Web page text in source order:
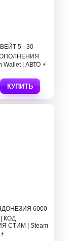
5 - 30
| АВТО ⚡
КУПИТЬ
6000
| КОД
СТИМ | Steam